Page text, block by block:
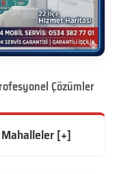
Çözümler
[+]